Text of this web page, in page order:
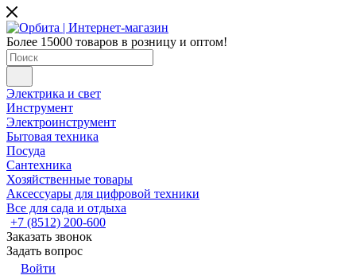
Более 15000 товаров в розницу и оптом!
Электрика и свет
Инструмент
Электроинструмент
Бытовая техника
Посуда
Сантехника
Хозяйственные товары
Аксессуары для цифровой техники
Все для сада и отдыха
+7 (8512) 200-600
Заказать звонок
Задать вопрос
Войти